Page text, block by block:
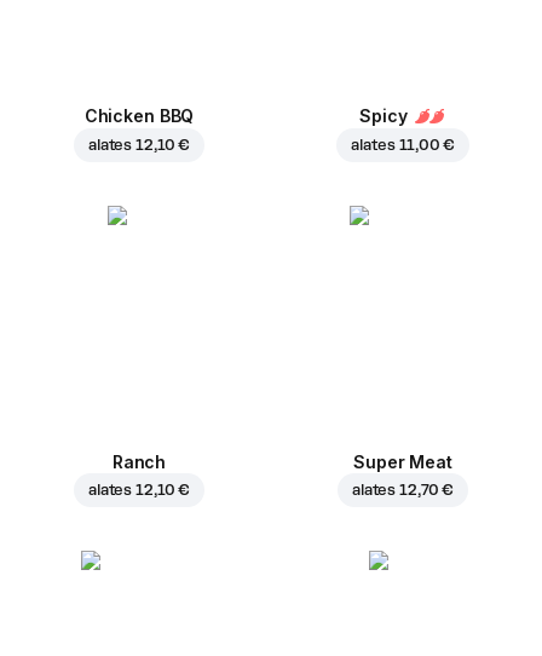
Chicken BBQ
alates 12,10 €
Spicy
alates 11,00 €
Ranch
alates 12,10 €
Super Meat
alates 12,70 €